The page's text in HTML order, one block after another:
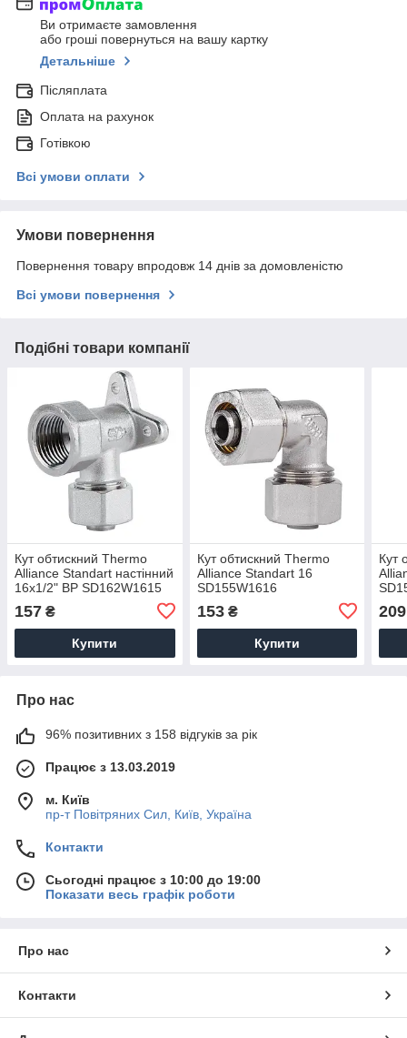
Ви отримаєте замовлення
або гроші повернуться на вашу картку
Детальніше
Післяплата
Оплата на рахунок
Готівкою
Всі умови оплати
Умови повернення
Повернення товару впродовж 14 днів за домовленістю
Всі умови повернення
Подібні товари компанії
Кут обтискний Thermo
Alliance Standart настінний
16х1/2" ВР SD162W1615
157 ₴
Купити
Кут обтискний Thermo
Alliance Standart 16
SD155W1616
153₴
Купити
Кут
209
Про нас
96% позитивних з 158 відгуків за рік
Працює з 13.03.2019
м. Київ
пр-т Повiтряних Сил, Київ, Україна
Контакти
Сьогодні працює з 10:00 до 19:00
Показати весь графік роботи
Про нас
Контакти